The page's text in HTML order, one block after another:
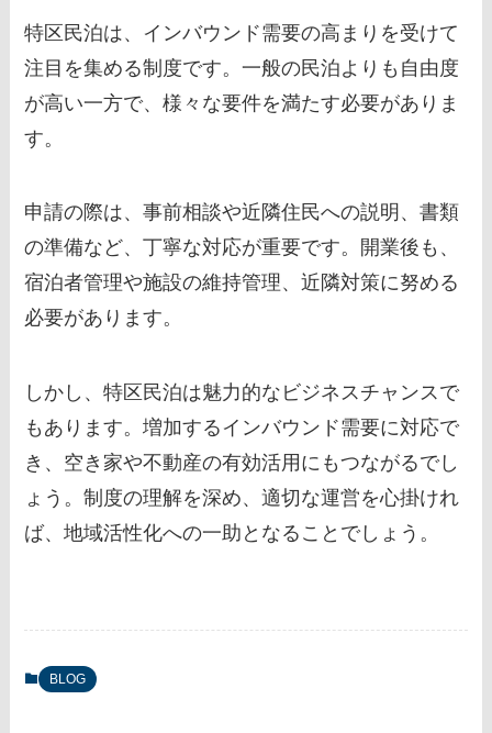
特区民泊は、インバウンド需要の高まりを受けて
注目を集める制度です。一般の民泊よりも自由度
が高い一方で、様々な要件を満たす必要がありま
す。
申請の際は、事前相談や近隣住民への説明、書類
の準備など、丁寧な対応が重要です。開業後も、
宿泊者管理や施設の維持管理、近隣対策に努める
必要があります。
しかし、特区民泊は魅力的なビジネスチャンスで
もあります。増加するインバウンド需要に対応で
き、空き家や不動産の有効活用にもつながるでし
ょう。制度の理解を深め、適切な運営を心掛けれ
ば、地域活性化への一助となることでしょう。
BLOG